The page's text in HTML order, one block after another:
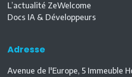
L’actualité ZeWelcome
Docs IA & Développeurs
Adresse
Avenue de l'Europe, 5 Immeuble